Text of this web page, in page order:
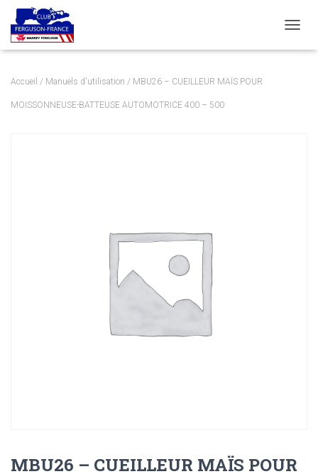
Accueil / Manuels d'utilisation / MBU26 – CUEILLEUR MAÏS POUR
MOISSONNEUSE-BATTEUSE AUTOMOTRICE 400 – 500
MBU26 – CUEILLEUR MAÏS POUR